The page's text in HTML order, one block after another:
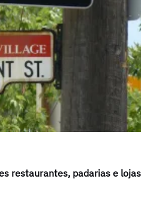
restaurantes, padarias e